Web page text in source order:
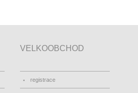
VELKOOBCHOD
registrace